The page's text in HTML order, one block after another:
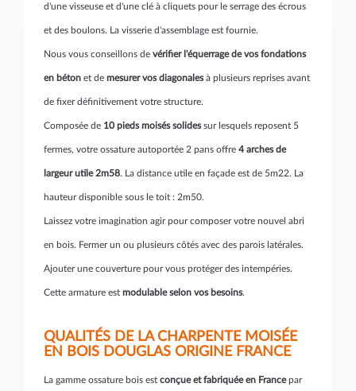
d'une visseuse et d'une clé à cliquets pour le serrage des écrous
et des boulons. La visserie d'assemblage est fournie.
Nous vous conseillons de vérifier l'équerrage de vos fondations
en béton et de mesurer vos diagonalesà plusieurs reprises avant
de fixer définitivement votre structure.
Composée de 10 pieds moisés solidessur lesquels reposent 5
fermes, votre ossature autoportée 2 pans offre 4 arches de
largeur utile 2m58. La distance utile en façade est de 5m22. La
hauteur disponible sous le toit : 2m50.
Laissez votre imagination agir pour composer votre nouvel abri
en bois. Fermer un ou plusieurs côtés avec des parois latérales.
Ajouter une couverture pour vous protéger des intempéries.
Cette armature est modulable selon vos besoins.
QUALITÉS DE LA CHARPENTE MOISÉE
EN BOIS DOUGLAS ORIGINE FRANCE
La gamme ossature bois est conçue et fabriquée en Francepar